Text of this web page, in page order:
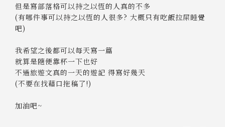
但是寫部落格可以持之以恆的人真的不多
(有哪件事可以持之以恆的人很多? 大概只有吃飯拉屎睡覺
吧)
我希望之後都可以每天寫一篇
就算是隨便靠杯一下也好
不過旅遊文真的一天的遊記 得寫好幾天
(不要在找藉口拖稿了!)
加油吧~